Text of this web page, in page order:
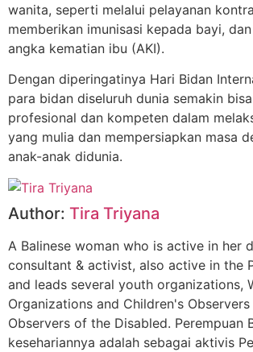
wanita, seperti melalui pelayanan
memberikan imunisasi kepada bayi,
angka kematian ibu (AKI).
Dengan diperingatinya Hari Bidan
para bidan diseluruh dunia semakin
profesional dan kompeten dalam
yang mulia dan mempersiapkan masa
anak-anak didunia.
Author: Tira Triyana
A Balinese woman who is active in her
consultant & activist, also active in the
and leads several youth organizations,
Organizations and Children's
Observers of the Disabled. Perempuan
kesehariannya adalah sebagai aktivis